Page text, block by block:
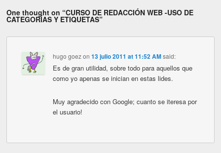
One thought on “CURSO DE REDACCIÓN WEB -USO DE
CATEGORÍAS Y ETIQUETAS”
hugo goezon 13 julio 2011 at 11:52 AM said:
Es de gran utilidad, sobre todo para aquellos que
como yo apenas se inician en estas lides.
Muy agradecido con Google; cuanto se iteresa por
el usuario!